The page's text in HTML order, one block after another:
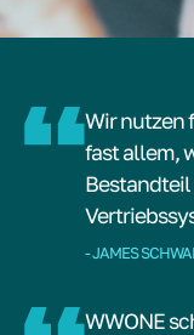
Wir nutzen
fast allem,
- JAMES
WWONE